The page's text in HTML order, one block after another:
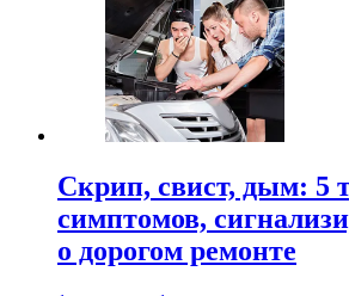
Скрип, свист, дым: 5
симптомов,
о дорогом ремонте